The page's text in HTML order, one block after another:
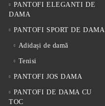
PANTOFI ELEGANTI DE
DAMA
PANTOFI SPORT DE DAMA
Adidași de damă
Tenisi
PANTOFI JOS DAMA
PANTOFI DE DAMA CU
TOC